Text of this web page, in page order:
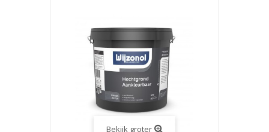
Bekijk groter